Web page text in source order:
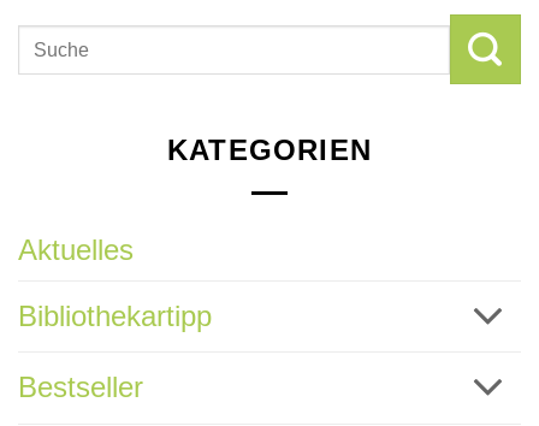
KATEGORIEN
Aktuelles
Bibliothekartipp
Bestseller